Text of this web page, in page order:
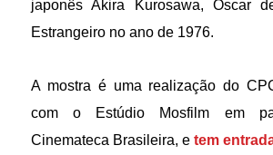
japonês Akira Kurosawa, Oscar
Estrangeiro no ano de 1976.
A mostra é uma realização do
com o Estúdio Mosfilm em
Cinemateca Brasileira, e tem